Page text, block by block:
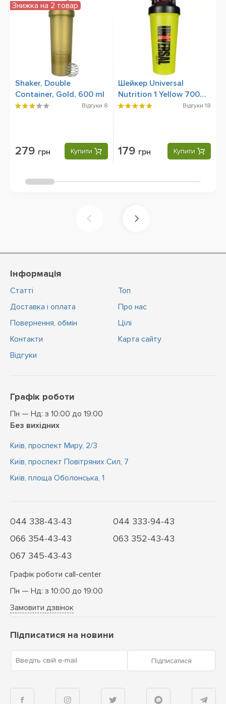
Shaker, Double
Container, Gold, 600 ml
Відгуки 8
279 грн Купити
Знижка на 2 товар
Шейкер Universal
Nutrition 1 Yellow 700
мл
Відгуки 18
179 грн Купити
Інформація
Статті
Доставка і оплата
Повернення, обмін
Контакти
Відгуки
Топ
Про нас
Цiлi
Карта сайту
Графік роботи
Пн — Нд: з 10:00 до 19:00
Без вихідних
Київ, проспект Миру, 2/3
Київ, проспект Повітряних Сил, 7
Київ, площа Оболонська, 1
044 338-43-43
044 333-94-43
066 354-43-43
063 352-43-43
067 345-43-43
Графік роботи call-center
Пн — Нд: з 10:00 до 19:00
Замовити дзвінок
Підписатися на новини
Введіть свій e-mail Підписатися